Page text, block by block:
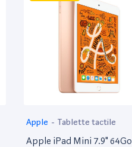
Apple - Tablette tactile
Apple iPad Mini 7.9" 64Go